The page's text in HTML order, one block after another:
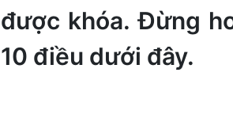
được khóa. Đừng
10 điều dưới đây.